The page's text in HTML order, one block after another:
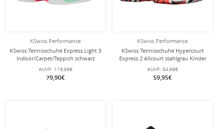
KSwiss Performance
KSwiss Tennisschuhe Express Light 3
Indoor/Carpet/Teppich schwarz
Damen
eUVP: 119,99€
79,90€
KSwiss Performance
KSwiss Tennisschuhe Hypercourt
Express 2 Allcourt stahlgrau Kinder
eUVP: 84,99€
59,95€